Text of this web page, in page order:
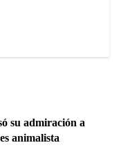
su admiración a
animalista